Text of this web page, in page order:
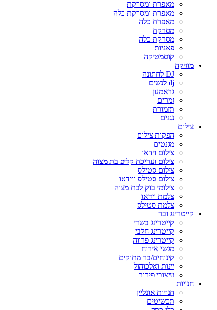
מאפרת ומסרקת
מאפרת ומסרקת כלה
מאפרת כלה
מסרקת
מסרקת כלה
פאניות
קוסמטיקה
מוזיקה
DJ לחתונה
dj לנשים
גראמען
זמרים
תזמורת
נגנים
צילום
הפקות צילום
מגנטים
צילום וידאו
צילום ועריכת קליפ בת מצוה
צילום סטילס
צילום סטילס ווידאו
צילומי בוק לבת מצוה
צלמת וידאו
צלמת סטילס
קייטרינג ובר
קייטרינג בשרי
קייטרינג חלבי
קייטרינג פרווה
מגשי אירוח
קינוחים/בר מתוקים
יינות ואלכוהול
עיצובי פירות
חנויות
חנויות אונליין
תכשיטים